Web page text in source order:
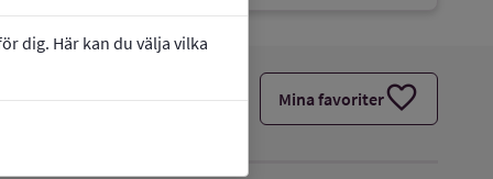
dig. Här kan du välja vilka
Mina favoriterfavorite